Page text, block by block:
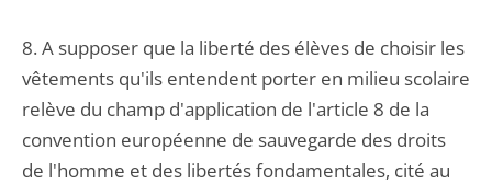
8. A supposer que la liberté des élèves de choisir les
vêtements qu'ils entendent porter en milieu scolaire
relève du champ d'application de l'article 8 de la
convention européenne de sauvegarde des droits
de l'homme et des libertés fondamentales, cité au